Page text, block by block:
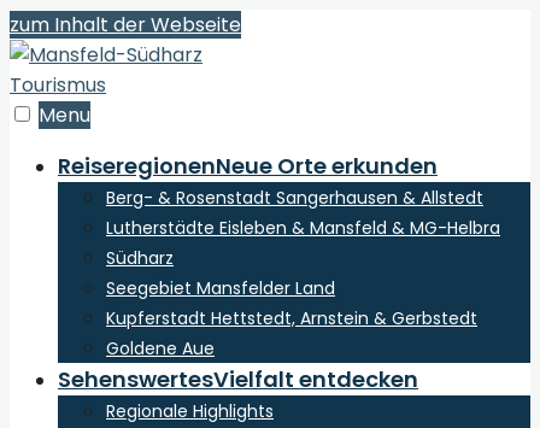
zum Inhalt der Webseite
Menu
ReiseregionenNeue Orte erkunden
Berg- & Rosenstadt Sangerhausen & Allstedt
Lutherstädte Eisleben & Mansfeld & MG-Helbra
Südharz
Seegebiet Mansfelder Land
Kupferstadt Hettstedt, Arnstein & Gerbstedt
Goldene Aue
SehenswertesVielfalt entdecken
Regionale Highlights